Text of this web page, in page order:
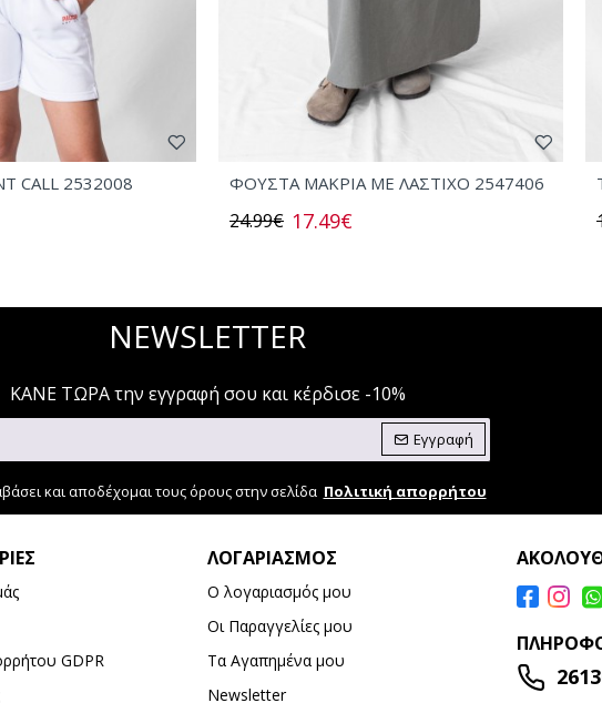
CALL 2532008 ΦΟΥΣΤΑ ΜΑΚΡΙΑ ΜΕ ΛΑΣΤΙΧΟ 2547406
17.49€
24.99€
NEWSLETTER
ΚΑΝΕ ΤΩΡΑ την εγγραφή σου και κέρδισε -10%
Εγγραφή
και αποδέχομαι τους όρους στην σελίδα Πολιτική απορρήτου
GDPR
ΛΟΓΑΡΙΑΣΜΌΣ
Ο λογαριασμός μου
Οι Παραγγελίες μου
Τα Αγαπημένα μου
Newsletter